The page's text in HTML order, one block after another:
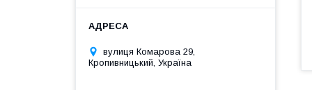
вулиця Комарова 29,
Кропивницький, Україна